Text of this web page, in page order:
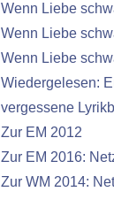
Wenn Liebe
Wenn Liebe
Wenn Liebe
Wiedergelesen:
vergessene
Zur EM 2012
Zur EM 2016:
Zur WM 2014: